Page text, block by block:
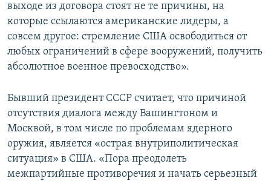
выходе из договора стоят не те причины, на
которые ссылаются американские лидеры, а
совсем другое: стремление США освободиться от
любых ограничений в сфере вооружений, получить
абсолютное военное превосходство».
Бывший президент СССР считает, что причиной
отсутствия диалога между Вашингтоном и
Москвой, в том числе по проблемам ядерного
оружия, является «острая внутриполитическая
ситуация» в США. «Пора преодолеть
межпартийные противоречия и начать серьезный